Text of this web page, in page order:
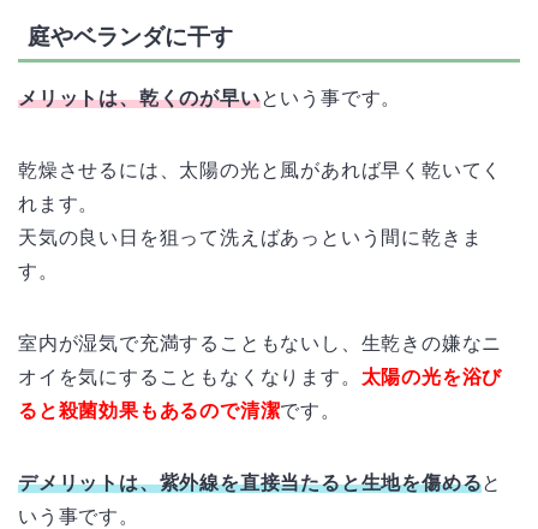
庭やベランダに干す
メリットは、乾くのが早いという事です。
乾燥させるには、太陽の光と風があれば早く乾いてく
れます。
天気の良い日を狙って洗えばあっという間に乾きま
す。
室内が湿気で充満することもないし、生乾きの嫌なニ
オイを気にすることもなくなります。 太陽の光を浴び
ると殺菌効果もあるので清潔です。
デメリットは、紫外線を直接当たると生地を傷めると
いう事です。